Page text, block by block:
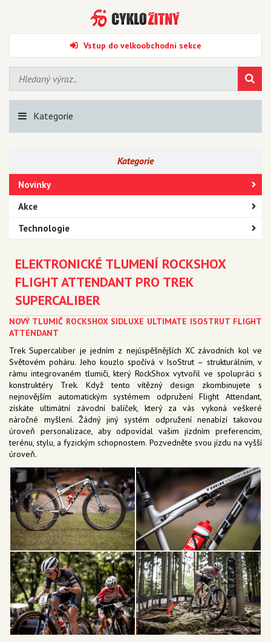
Vstup do velkoobchodní sekce
Kategorie
Kategorie
Novinky
Akce
Technologie
ELEKTRONICKÉ TLUMENÍ ROCKSHOX
FLIGHT ATTENDANT PRO TREK
SUPERCALIBER
NOVÝ TLUMIČ ROCKSHOX SIDLUXE ULTIMATE ISOSTRUT FLIGHT
ATTENDANT
Trek Supercaliber je jedním z nejúspěšnějších XC závodních kol ve
Světovém poháru. Jeho kouzlo spočívá v IsoStrut – strukturálním, v
rámu integrovaném tlumiči, který RockShox vytvořil ve spolupráci s
konstruktéry Trek. Když tento vítězný design zkombinujete s
nejnovějším automatickým systémem odpružení Flight Attendant,
získáte ultimátní závodní balíček, který za vás vykoná veškeré
náročné myšlení. Žádný jiný systém odpružení nenabízí takovou
úroveň personalizace, aby odpovídal vašim jízdním preferencím,
terénu, stylu, a fyzickým schopnostem. Pozvedněte svou jízdu na vyšší
úroveň.